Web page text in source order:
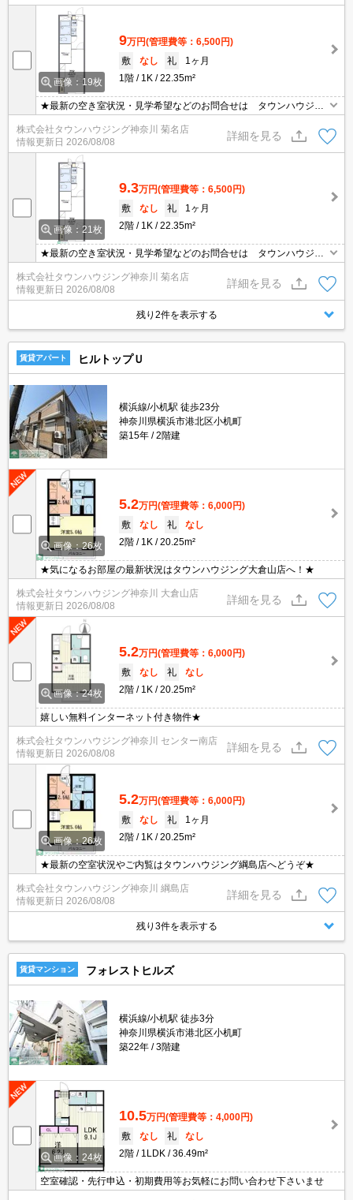
画像：19枚
9万円(管理費等：6,500円)
敷
なし 礼
1ヶ月
1階
1K 22.35m²
★最新の空き室状況・見学希望などのお問合せは タウンハウジン
グまでお気軽に♪★
株式会社タウンハウジング神奈川 菊名店
情報更新日 2026/08/08
詳細を見る
画像：21枚
9.3万円(管理費等：6,500円)
敷
なし 礼
1ヶ月
2階
1K 22.35m²
★最新の空き室状況・見学希望などのお問合せは タウンハウジン
グまでお気軽に♪★
株式会社タウンハウジング神奈川 菊名店
情報更新日 2026/08/08
詳細を見る
残り2件を表示する
賃貸アパート ヒルトップＵ
横浜線/小机駅 徒歩23分
神奈川県横浜市港北区小机町
築15年
2階建
画像：26枚
5.2万円(管理費等：6,000円)
敷
なし 礼
なし
2階
1K 20.25m²
★気になるお部屋の最新状況はタウンハウジング大倉山店へ！★
株式会社タウンハウジング神奈川 大倉山店
情報更新日 2026/08/08
詳細を見る
画像：24枚
5.2万円(管理費等：6,000円)
敷
なし 礼
なし
2階
1K 20.25m²
嬉しい無料インターネット付き物件★
株式会社タウンハウジング神奈川 センター南店
情報更新日 2026/08/08
詳細を見る
画像：26枚
5.2万円(管理費等：6,000円)
敷
なし 礼
1ヶ月
2階
1K 20.25m²
★最新の空室状況やご内覧はタウンハウジング綱島店へどうぞ★
株式会社タウンハウジング神奈川 綱島店
情報更新日 2026/08/08
詳細を見る
残り3件を表示する
賃貸マンション フォレストヒルズ
横浜線/小机駅 徒歩3分
神奈川県横浜市港北区小机町
築22年
3階建
画像：24枚
10.5万円(管理費等：4,000円)
敷
なし 礼
なし
2階
1LDK 36.49m²
空室確認・先行申込・初期費用等お気軽にお問い合わせ下さいませ